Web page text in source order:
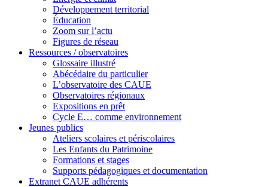
Développement territorial
Éducation
Zoom sur l’actu
Figures de réseau
Ressources / observatoires
Glossaire illustré
Abécédaire du particulier
L’observatoire des CAUE
Observatoires régionaux
Expositions en prêt
Cycle E… comme environnement
Jeunes publics
Ateliers scolaires et périscolaires
Les Enfants du Patrimoine
Formations et stages
Supports pédagogiques et documentation
Extranet CAUE adhérents